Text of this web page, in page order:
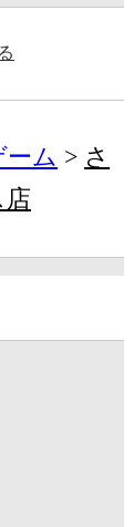
ーム
さ
店